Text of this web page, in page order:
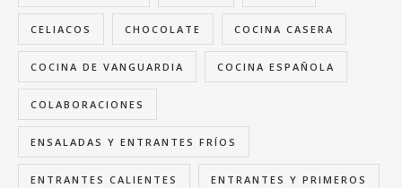
CELIACOS CHOCOLATE COCINA CASERA
COCINA DE VANGUARDIA COCINA ESPAÑOLA
COLABORACIONES
ENSALADAS Y ENTRANTES FRÍOS
ENTRANTES CALIENTES ENTRANTES Y PRIMEROS